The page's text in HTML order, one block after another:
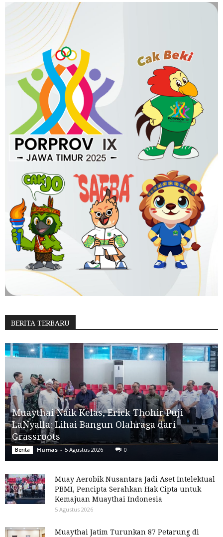
BERITA TERBARU
Muaythai Naik Kelas, Erick Thohir Puji
LaNyalla: Lihai Bangun Olahraga dari
Grassroots
Berita Humas - 5 Agustus 2026 0
Muay Aerobik Nusantara Jadi Aset Intelektual
PBMI, Pencipta Serahkan Hak Cipta untuk
Kemajuan Muaythai Indonesia
5 Agustus 2026
Muaythai Jatim Turunkan 87 Petarung di